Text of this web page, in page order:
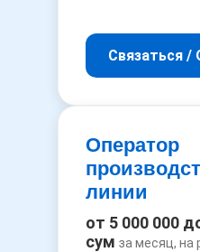
Связаться /
Оператор
линии
от 5 000 000
сум за месяц, на